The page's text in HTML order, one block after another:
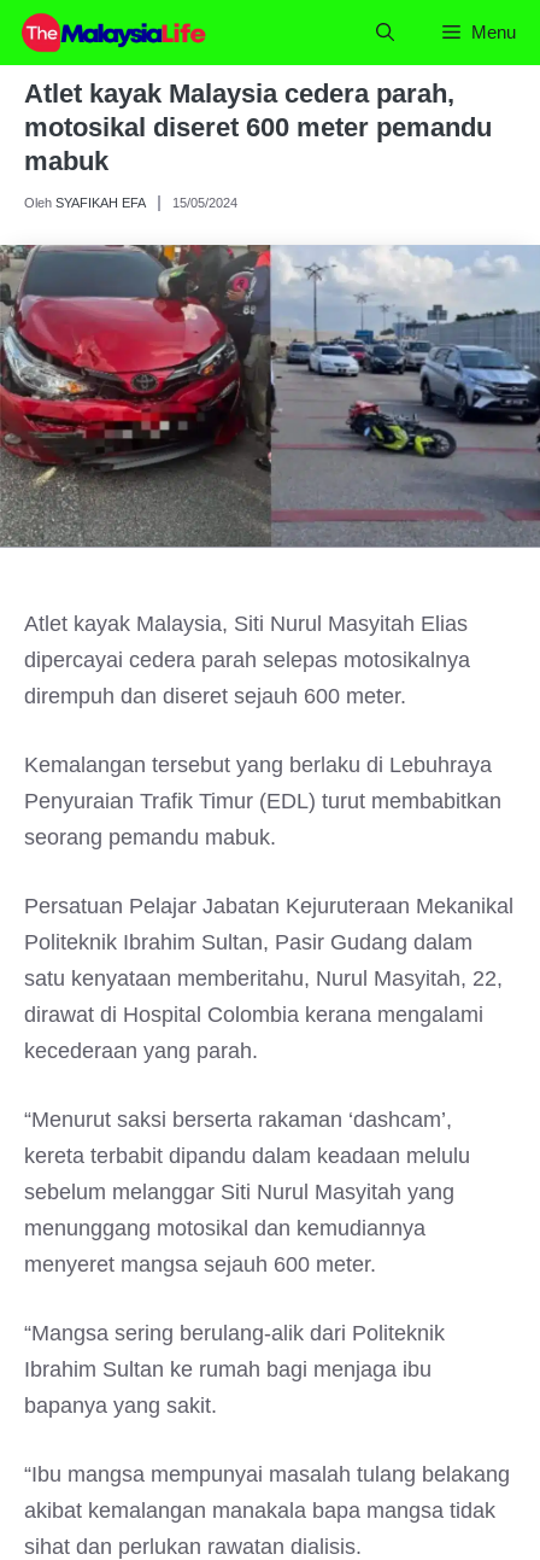
Skip
content
Menu
Atlet kayak Malaysia cedera parah,
motosikal diseret 600 meter pemandu
mabuk
Oleh SYAFIKAH EFA 15/05/2024
Atlet kayak Malaysia, Siti Nurul Masyitah Elias
dipercayai cedera parah selepas motosikalnya
dirempuh dan diseret sejauh 600 meter.
Kemalangan tersebut yang berlaku di Lebuhraya
Penyuraian Trafik Timur (EDL) turut membabitkan
seorang pemandu mabuk.
Persatuan Pelajar Jabatan Kejuruteraan Mekanikal
Politeknik Ibrahim Sultan, Pasir Gudang dalam
satu kenyataan memberitahu, Nurul Masyitah, 22,
dirawat di Hospital Colombia kerana mengalami
kecederaan yang parah.
“Menurut saksi berserta rakaman ‘dashcam’,
kereta terbabit dipandu dalam keadaan melulu
sebelum melanggar Siti Nurul Masyitah yang
menunggang motosikal dan kemudiannya
menyeret mangsa sejauh 600 meter.
“Mangsa sering berulang-alik dari Politeknik
Ibrahim Sultan ke rumah bagi menjaga ibu
bapanya yang sakit.
“Ibu mangsa mempunyai masalah tulang belakang
akibat kemalangan manakala bapa mangsa tidak
sihat dan perlukan rawatan dialisis.